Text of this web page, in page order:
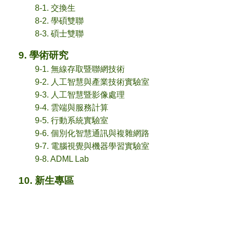
8-1. 交換生
8-2. 學碩雙聯
8-3. 碩士雙聯
9. 學術研究
9-1. 無線存取暨聯網技術
9-2. 人工智慧與產業技術實驗室
9-3. 人工智慧暨影像處理
9-4. 雲端與服務計算
9-5. 行動系統實驗室
9-6. 個別化智慧通訊與複雜網路
9-7. 電腦視覺與機器學習實驗室
9-8. ADML Lab
10. 新生專區